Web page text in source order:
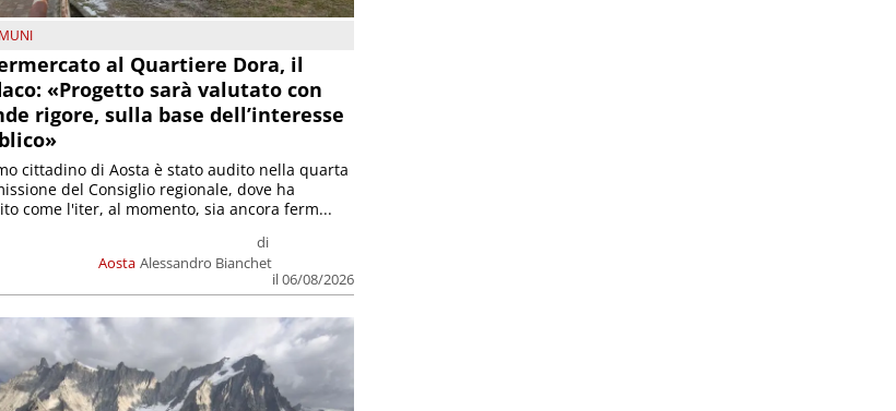
al Quartiere Dora, il
«Progetto sarà valutato con
rigore, sulla base dell’interesse
Aosta
di
Alessandro Bianchet
il 06/08/2026
cittadino di Aosta è stato audito nella quarta
del Consiglio regionale, dove ha
come l'iter, al momento, sia ancora ferm...